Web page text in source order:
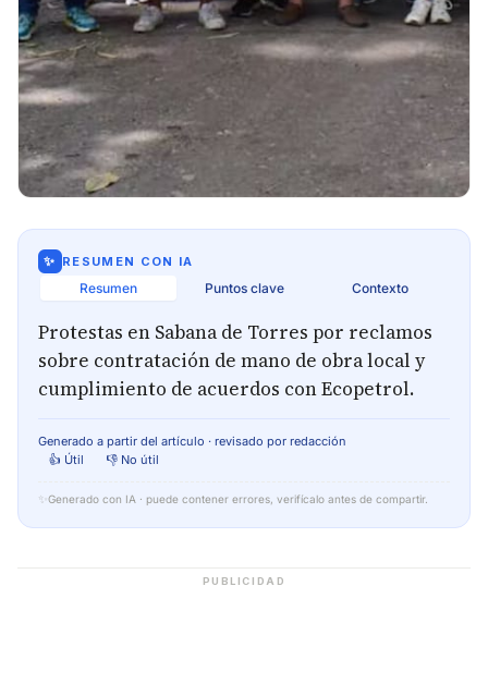
✨ RESUMEN CON IA
Resumen Puntos clave Contexto
Protestas en Sabana de Torres por reclamos
sobre contratación de mano de obra local y
cumplimiento de acuerdos con Ecopetrol.
Generado a partir del artículo · revisado por redacción
👍 Útil
👎 No útil
✨ Generado con IA · puede contener errores, verifícalo antes de compartir.
PUBLICIDAD